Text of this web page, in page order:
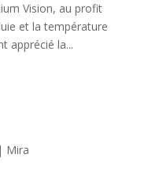
Vision, au profit
et la température
apprécié la...
| Mira